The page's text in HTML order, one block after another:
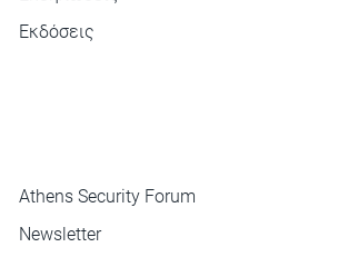
Εκδόσεις
Athens Security Forum
Newsletter